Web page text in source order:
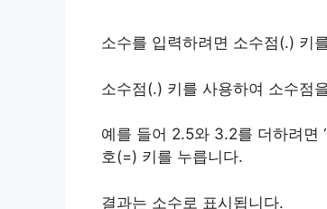
소수를 입력하려면 소수점(.) 키
소수점(.) 키를 사용하여 소수점
예를 들어 2.5와 3.2를 더하려면
호(=) 키를 누릅니다.
결과는 소수로 표시됩니다.